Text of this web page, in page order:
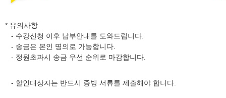
* 유의사항
- 수강신청 이후 납부안내를 도와드립니다.
- 송금은 본인 명의로 가능합니다.
- 정원초과시 송금 우선 순위로 마감합니다.
- 할인대상자는 반드시 증빙 서류를 제출해야 합니다.